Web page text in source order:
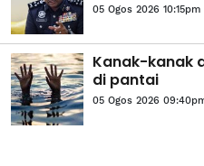
05 Ogos 2026 10:15pm
Kanak-kanak
di pantai
05 Ogos 2026